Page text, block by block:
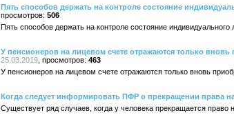
Пять способов держать на контроле состояние
506
Пять способов держать на контроле состояние индивидуального
У пенсионеров на лицевом счете отражаются только
25.03.2019
463
У пенсионеров на лицевом счете отражаются только вновь
Когда следует информировать ПФР о прекращении права
Существует ряд случаев, когда у человека прекращается